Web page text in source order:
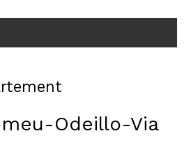
Odeillo-Via